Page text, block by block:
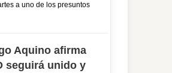
a uno de los presuntos
Aquino afirma
seguirá unido y